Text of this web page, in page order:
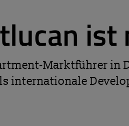
ist
Marktführer in
internationale